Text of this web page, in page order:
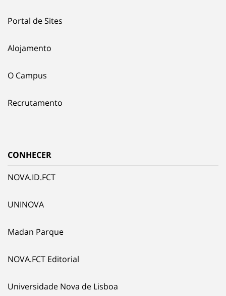
Portal de Sites
Alojamento
O Campus
Recrutamento
CONHECER
NOVA.ID.FCT
UNINOVA
Madan Parque
NOVA.FCT Editorial
Universidade Nova de Lisboa